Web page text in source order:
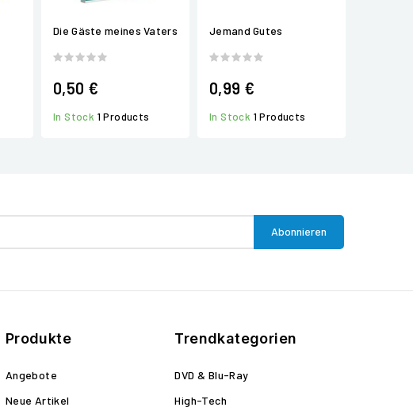
Die Gäste meines Vaters
0,50 €
In Stock 1 Products
Jemand Gutes
0,99 €
In Stock 1 Products
Produkte
Angebote
Neue Artikel
Trendkategorien
DVD & Blu-Ray
High-Tech